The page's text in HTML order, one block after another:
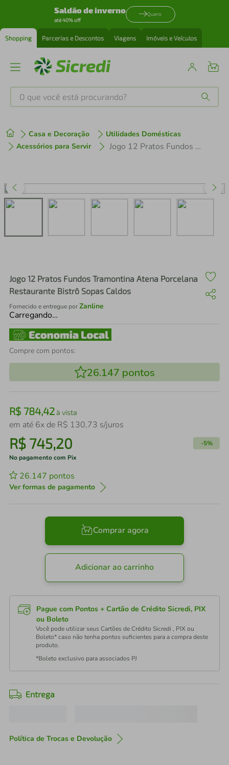
Saldão de inverno
até 40% off
Quero
Shopping Parcerias e Descontos Viagens Imóveis e Veículos
O que você está procurando?
Casa e Decoração
Utilidades Domésticas
Acessórios para Servir
Jogo 12 Pratos Fundos Tramontina Atena Porcelana Restaurante Bistrô Sopas Caldos
Jogo 12 Pratos Fundos Tramontina Atena Porcelana
Restaurante Bistrô Sopas Caldos
Fornecido e entregue porZanline
Carregando…
Compre com pontos:
26.147 pontos
R$ 784,42à vista
em até 6x de R$ 130,73 s/juros
R$ 745,20 -5%
No pagamento com Pix
26.147 pontos
Ver formas de pagamento
Comprar agora
Adicionar ao carrinho
Pague com Pontos + Cartão de Crédito Sicredi, PIX
ou Boleto
Você pode utilizar seus Cartões de Crédito Sicredi , PIX ou
Boleto* caso não tenha pontos suficientes para a compra deste
produto.
*Boleto exclusivo para associados PJ
Entrega
Política de Trocas e Devolução
1º tenis
3º perfume